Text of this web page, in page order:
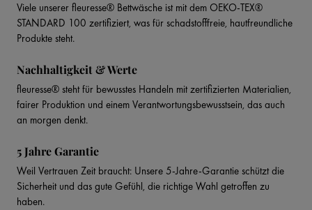
Viele unserer fleuresse® Bettwäsche ist mit dem OEKO-TEX®
STANDARD 100 zertifiziert, was für schadstofffreie, hautfreundliche
Produkte steht.
Nachhaltigkeit & Werte
fleuresse® steht für bewusstes Handeln mit zertifizierten Materialien,
fairer Produktion und einem Verantwortungsbewusstsein, das auch
an morgen denkt.
5 Jahre Garantie
Weil Vertrauen Zeit braucht: Unsere 5-Jahre-Garantie schützt die
Sicherheit und das gute Gefühl, die richtige Wahl getroffen zu
haben.